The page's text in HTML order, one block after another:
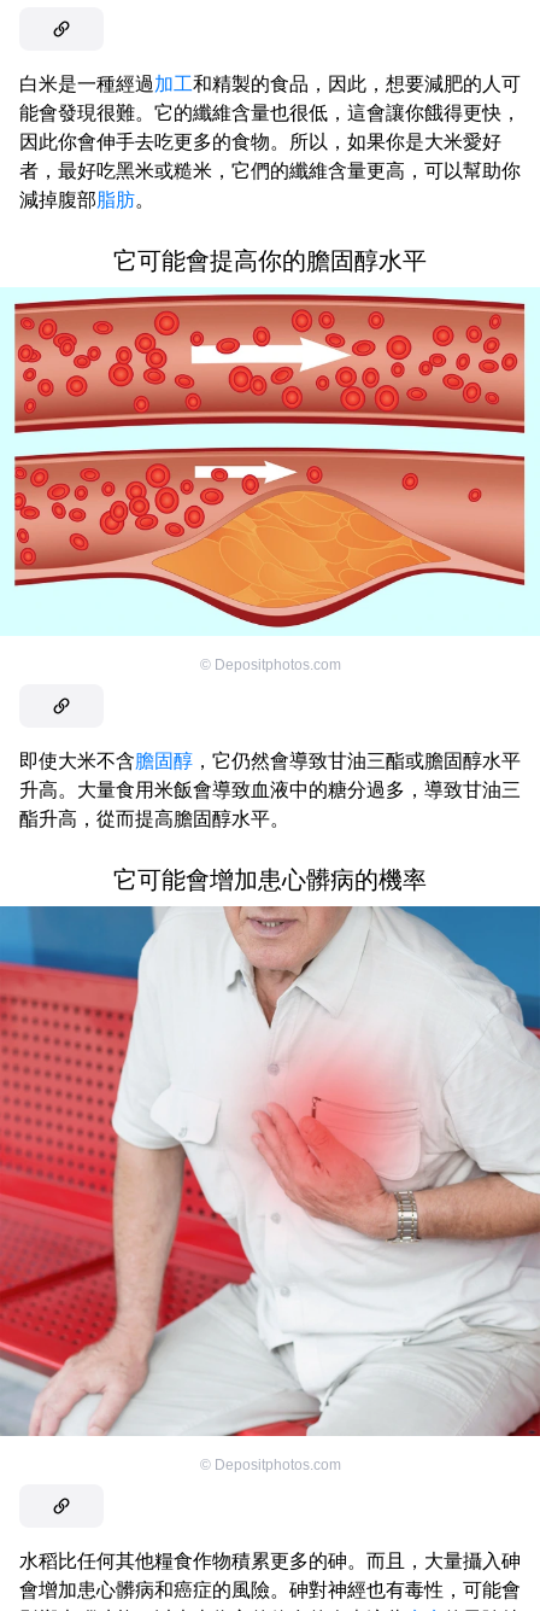
白米是一種經過加工和精製的食品，因此，想要減肥的人可
能會發現很難。它的纖維含量也很低，這會讓你餓得更快，
因此你會伸手去吃更多的食物。所以，如果你是大米愛好
者，最好吃黑米或糙米，它們的纖維含量更高，可以幫助你
減掉腹部 脂肪。
它可能會提高你的膽固醇水平
© Depositphotos.com
即使大米不含膽固醇 ，它仍然會導致甘油三酯或膽固醇水平
升高。大量食用米飯會導致血液中的糖分過多，導致甘油三
酯升高，從而提高膽固醇水平。
它可能會增加患心髒病的機率
© Depositphotos.com
水稻比任何其他糧食作物積累更多的砷。而且，大量攝入砷
會增加患心髒病和癌症的風險。砷對神經也有毒性，可能會